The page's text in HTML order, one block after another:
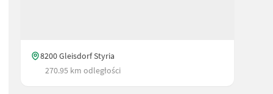
8200 Gleisdorf Styria
270.95 km odległości